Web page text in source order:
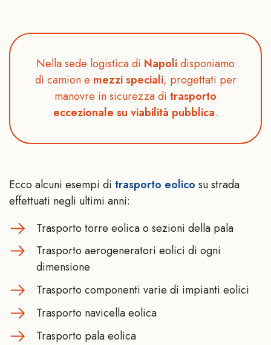
Nella sede logistica di Napolidisponiamo
di camion e mezzi speciali, progettati per
manovre in sicurezza di trasporto
eccezionale su viabilità pubblica.
Ecco alcuni esempi di trasporto eolico su strada
effettuati negli ultimi anni:
Trasporto torre eolica o sezioni della pala
Trasporto aerogeneratori eolici di ogni
dimensione
Trasporto componenti varie di impianti eolici
Trasporto navicella eolica
Trasporto pala eolica